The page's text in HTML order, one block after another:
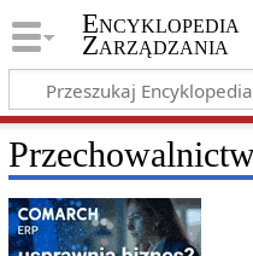
Encyklopedia
Zarządzania